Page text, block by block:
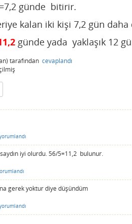
günde bitirir.
kalan iki kişi 7,2 gün daha
günde yada yaklaşık 12
tarafından cevaplandı
iyi olurdu. 56/5=11,2 bulunur.
gerek yoktur diye düşündüm